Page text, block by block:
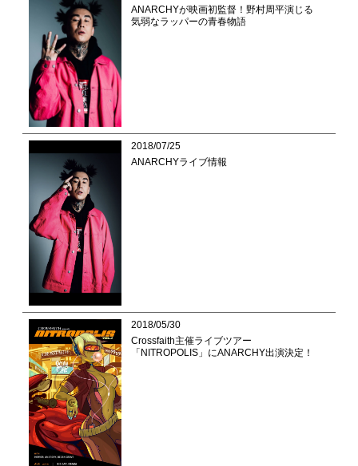
ANARCHYが映画初監督！野村周平演じる
気弱なラッパーの青春物語
2018/07/25
ANARCHYライブ情報
2018/05/30
Crossfaith主催ライブツアー
「NITROPOLIS」にANARCHY出演決定！